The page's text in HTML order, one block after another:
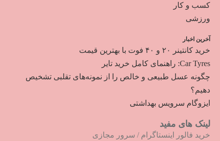
کسب و کار
ورزشی
آخرین اخبار
خرید کانتینر ۲۰ و ۴۰ فوت با بهترین قیمت
Car Tyres: راهنمای کامل خرید تایر
چگونه عسل طبیعی و خالص را از نمونه‌های تقلبی تشخیص
دهیم؟
ایزوگام سرویس بهداشتی
لینک های مفید
خرید فالور اینستاگرام / سرور مجازی